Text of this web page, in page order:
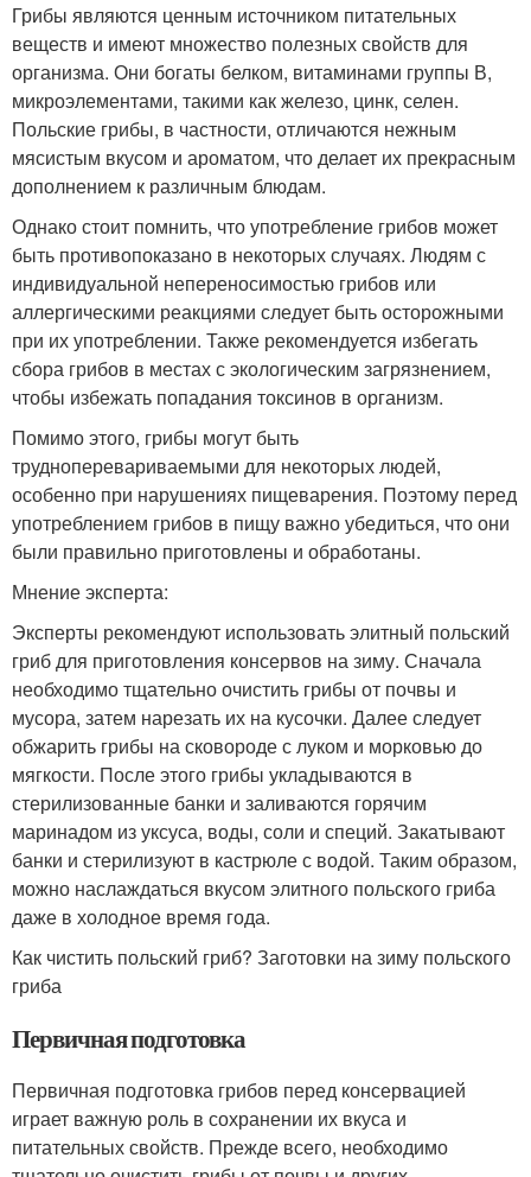
Грибы являются ценным источником питательных
веществ и имеют множество полезных свойств для
организма. Они богаты белком, витаминами группы В,
микроэлементами, такими как железо, цинк, селен.
Польские грибы, в частности, отличаются нежным
мясистым вкусом и ароматом, что делает их прекрасным
дополнением к различным блюдам.
Однако стоит помнить, что употребление грибов может
быть противопоказано в некоторых случаях. Людям с
индивидуальной непереносимостью грибов или
аллергическими реакциями следует быть осторожными
при их употреблении. Также рекомендуется избегать
сбора грибов в местах с экологическим загрязнением,
чтобы избежать попадания токсинов в организм.
Помимо этого, грибы могут быть
трудноперевариваемыми для некоторых людей,
особенно при нарушениях пищеварения. Поэтому перед
употреблением грибов в пищу важно убедиться, что они
были правильно приготовлены и обработаны.
Мнение эксперта:
Эксперты рекомендуют использовать элитный польский
гриб для приготовления консервов на зиму. Сначала
необходимо тщательно очистить грибы от почвы и
мусора, затем нарезать их на кусочки. Далее следует
обжарить грибы на сковороде с луком и морковью до
мягкости. После этого грибы укладываются в
стерилизованные банки и заливаются горячим
маринадом из уксуса, воды, соли и специй. Закатывают
банки и стерилизуют в кастрюле с водой. Таким образом,
можно наслаждаться вкусом элитного польского гриба
даже в холодное время года.
Как чистить польский гриб? Заготовки на зиму польского
гриба
Первичная подготовка
Первичная подготовка грибов перед консервацией
играет важную роль в сохранении их вкуса и
питательных свойств. Прежде всего, необходимо